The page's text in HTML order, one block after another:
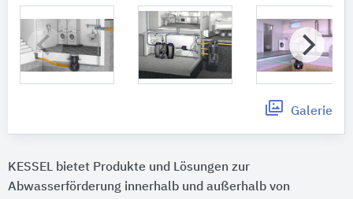
Galerie
KESSEL bietet Produkte und Lösungen zur
Abwasserförderung innerhalb und außerhalb von